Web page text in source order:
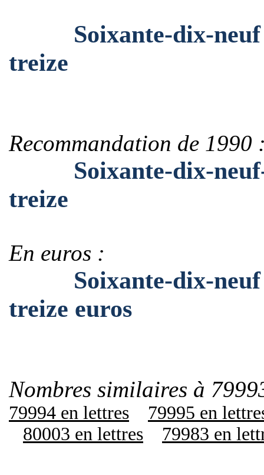
Soixante-dix-neuf
treize
Recommandation de 1990
Soixante-dix-neuf-
treize
En euros :
Soixante-dix-neuf
treize euros
Nombres similaires à
79994 en lettres
79995 en
80003 en lettres
79983 en